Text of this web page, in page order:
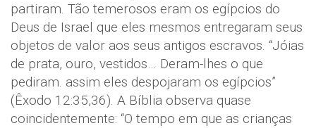
partiram. Tão temerosos eram os egípcios do
Deus de Israel que eles mesmos entregaram seus
objetos de valor aos seus antigos escravos. “Jóias
de prata, ouro, vestidos… Deram-lhes o que
pediram. assim eles despojaram os egípcios”
(Êxodo 12:35,36). A Bíblia observa quase
coincidentemente: “O tempo em que as crianças